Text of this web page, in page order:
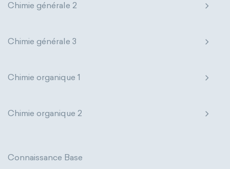
Chimie générale 2
Chimie générale 3
Chimie organique 1
Chimie organique 2
Connaissance Base